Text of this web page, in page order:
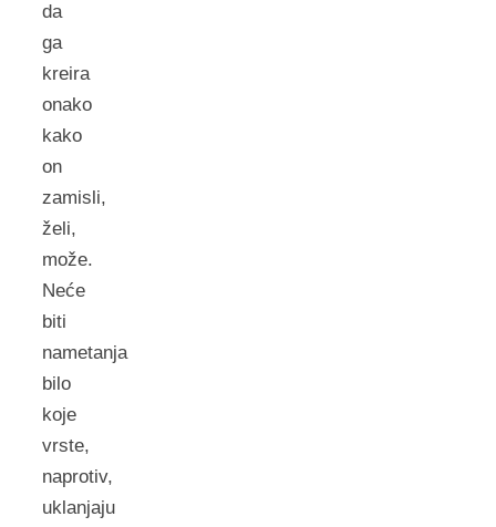
da
ga
kreira
onako
kako
on
zamisli,
želi,
može.
Neće
biti
nametanja
bilo
koje
vrste,
naprotiv,
uklanjaju